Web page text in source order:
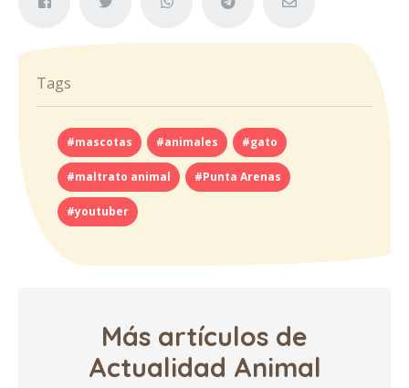
Tags
#mascotas #animales #gato
#maltrato animal #Punta Arenas
#youtuber
Más artículos de
Actualidad Animal